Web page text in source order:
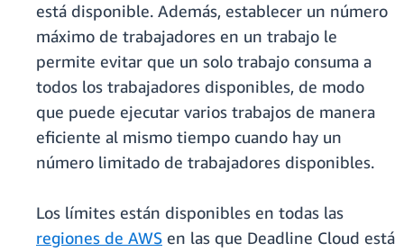
está disponible. Además, establecer un número
máximo de trabajadores en un trabajo le
permite evitar que un solo trabajo consuma a
todos los trabajadores disponibles, de modo
que puede ejecutar varios trabajos de manera
eficiente al mismo tiempo cuando hay un
número limitado de trabajadores disponibles.
Los límites están disponibles en todas las
regiones de AWS en las que Deadline Cloud está